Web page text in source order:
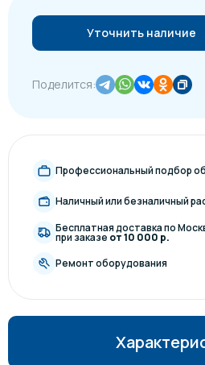
Уточнить наличие
Поделится:
Профессиональный подбор
Наличный или безналичный
Бесплатная доставка по
при заказе от 10 000 р.
Ремонт оборудования